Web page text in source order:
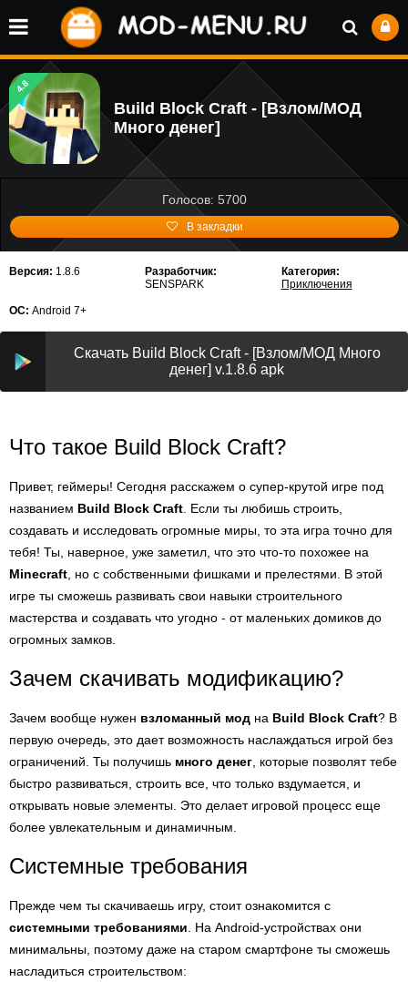
4.8
Build Block Craft - [Взлом/МОД
Много денег]
Голосов: 5700
В закладки
Версия: 1.8.6
Разработчик:
SENSPARK
Категория:
Приключения
ОС: Android 7+
Скачать Build Block Craft - [Взлом/МОД Много
денег] v.1.8.6 apk
Что такое Build Block Craft?
Привет, геймеры! Сегодня расскажем о супер-крутой игре под
названием Build Block Craft . Если ты любишь строить,
создавать и исследовать огромные миры, то эта игра точно для
тебя! Ты, наверное, уже заметил, что это что-то похожее на
Minecraft , но с собственными фишками и прелестями. В этой
игре ты сможешь развивать свои навыки строительного
мастерства и создавать что угодно - от маленьких домиков до
огромных замков.
Зачем скачивать модификацию?
Зачем вообще нужен взломанный мод на Build Block Craft? В
первую очередь, это дает возможность наслаждаться игрой без
ограничений. Ты получишь много денег , которые позволят тебе
быстро развиваться, строить все, что только вздумается, и
открывать новые элементы. Это делает игровой процесс еще
более увлекательным и динамичным.
Системные требования
Прежде чем ты скачиваешь игру, стоит ознакомится с
системными требованиями . На Android-устройствах они
минимальны, поэтому даже на старом смартфоне ты сможешь
насладиться строительством: